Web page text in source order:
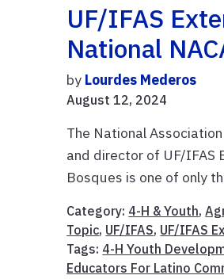
UF/IFAS
National
by Lourdes Mederos
August 12, 2024
The National
and director of UF/IFAS
Bosques is one of only
Category: 4-H & Youth,
Topic, UF/IFAS, UF/IFAS
Tags: 4-H Youth
Educators For Latino